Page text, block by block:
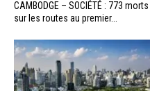
CAMBODGE – SOCIÉTÉ : 773 morts
sur les routes au premier...